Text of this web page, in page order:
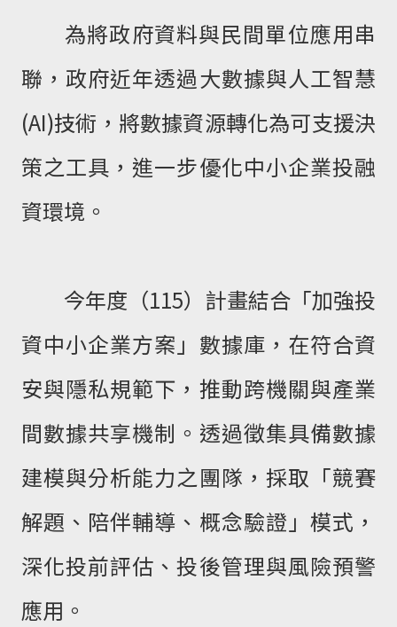
為將政府資料與民間單位應用串
聯，政府近年透過大數據與人工智慧
(AI)技術，將數據資源轉化為可支援決
策之工具，進一步優化中小企業投融
資環境。
今年度（115）計畫結合「加強投
資中小企業方案」數據庫，在符合資
安與隱私規範下，推動跨機關與產業
間數據共享機制。透過徵集具備數據
建模與分析能力之團隊，採取「競賽
解題、陪伴輔導、概念驗證」模式，
深化投前評估、投後管理與風險預警
應用。